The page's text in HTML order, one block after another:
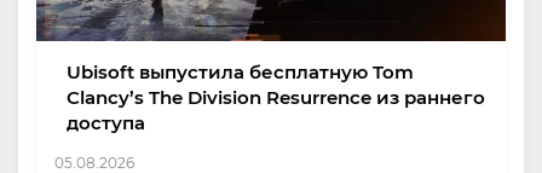
Ubisoft выпустила бесплатную Tom
Clancy’s The Division Resurrence из раннего
доступа
05.08.2026